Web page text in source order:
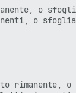
o
o sfoglia
rimanente, o